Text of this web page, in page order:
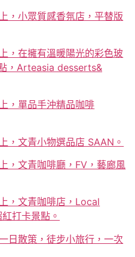
，小眾質感香氛店，平替版
，在擁有溫暖陽光的彩色玻
，Arteasia desserts&
，單品手沖精品咖啡
，文青小物選品店 SAAN。
，文青咖啡廳，FV，藝廊風
，文青咖啡店，Local
打卡景點。
日散策，徒步小旅行，一次